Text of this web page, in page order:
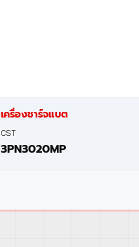
เครื่องชาร์จแบต
CST
3PN3020MP